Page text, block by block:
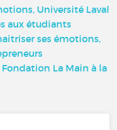
Université Laval
aux étudiants
ses émotions,
La Main à la